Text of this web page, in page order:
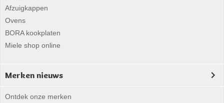
Afzuigkappen
Ovens
BORA kookplaten
Miele shop online
Merken nieuws
Ontdek onze merken